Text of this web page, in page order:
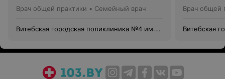
Врач общей практики • Семейный врач
Витебская городская поликлиника №4 им.
Врач общей
Витебская